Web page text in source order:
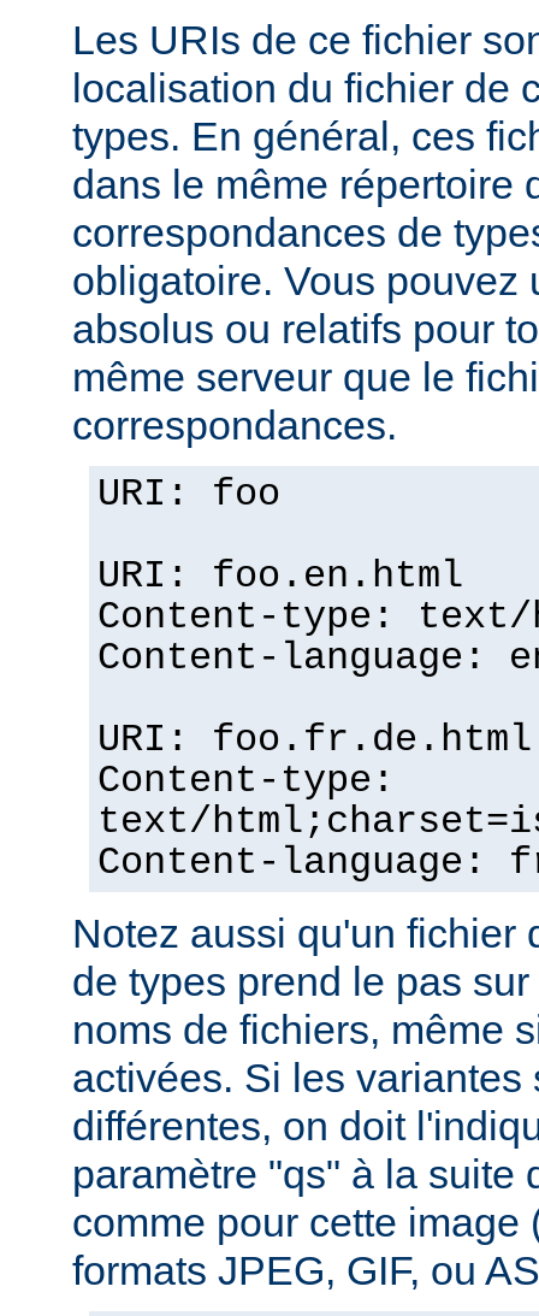
Les URIs de ce fichier
localisation du fichier de
types. En général, ces
dans le même répertoire
correspondances de
obligatoire. Vous pouvez
absolus ou relatifs pour
même serveur que le
correspondances.
URI: foo
URI: foo.en.html
Content-type: text/
Content-language:
URI: foo.fr.de.html
Content-type:
text/
Content-language:
Notez aussi qu'un fichier
de types prend le pas
noms de fichiers, même
activées. Si les variantes
différentes, on doit
paramètre "qs" à la suite
comme pour cette image
formats JPEG, GIF, ou